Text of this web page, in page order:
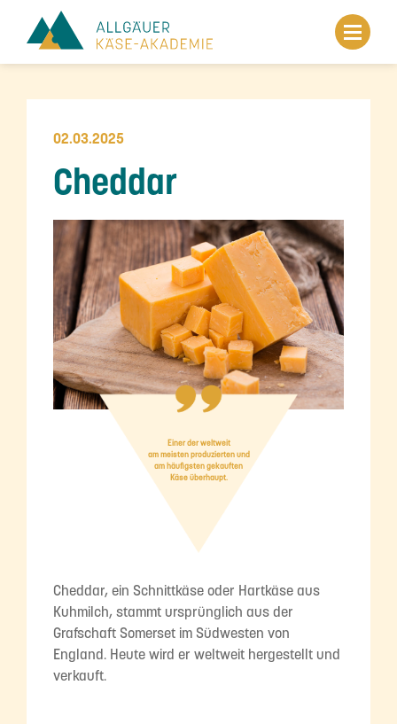
02.03.2025
Cheddar
Einer der weltweit
am meisten produzierten und
am häufigsten gekauften
Käse überhaupt.
Cheddar, ein Schnittkäse oder Hartkäse aus
Kuhmilch, stammt ursprünglich aus der
Grafschaft Somerset im Südwesten von
England. Heute wird er weltweit hergestellt und
verkauft.